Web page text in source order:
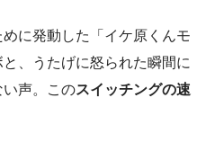
に発動した「イケ原くんモ
、うたげに怒られた瞬間に
い声。このスイッチングの速